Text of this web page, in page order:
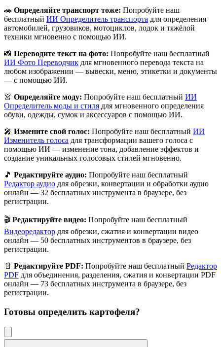
🚗 Определяйте транспорт тоже: Попробуйте наш
бесплатный ИИ Определитель транспорта для определения
автомобилей, грузовиков, мотоциклов, лодок и тяжёлой
техники мгновенно с помощью ИИ.
📸 Переводите текст на фото: Попробуйте наш бесплатный
ИИ Фото Переводчик для мгновенного перевода текста на
любом изображении — вывески, меню, этикетки и документы
— с помощью ИИ.
👗 Определяйте моду: Попробуйте наш бесплатный ИИ
Определитель моды и стиля для мгновенного определения
обуви, одежды, сумок и аксессуаров с помощью ИИ.
🎤 Измените свой голос: Попробуйте наш бесплатный ИИ
Изменитель голоса для трансформации вашего голоса с
помощью ИИ — изменение тона, добавление эффектов и
создание уникальных голосовых стилей мгновенно.
🎵 Редактируйте аудио: Попробуйте наш бесплатный
Редактор аудио для обрезки, конвертации и обработки аудио
онлайн — 32 бесплатных инструмента в браузере, без
регистрации.
🎬 Редактируйте видео: Попробуйте наш бесплатный
Видеоредактор для обрезки, сжатия и конвертации видео
онлайн — 50 бесплатных инструментов в браузере, без
регистрации.
📄 Редактируйте PDF: Попробуйте наш бесплатный Редактор
PDF для объединения, разделения, сжатия и конвертации PDF
онлайн — 73 бесплатных инструмента в браузере, без
регистрации.
Готовы определить картофеля?